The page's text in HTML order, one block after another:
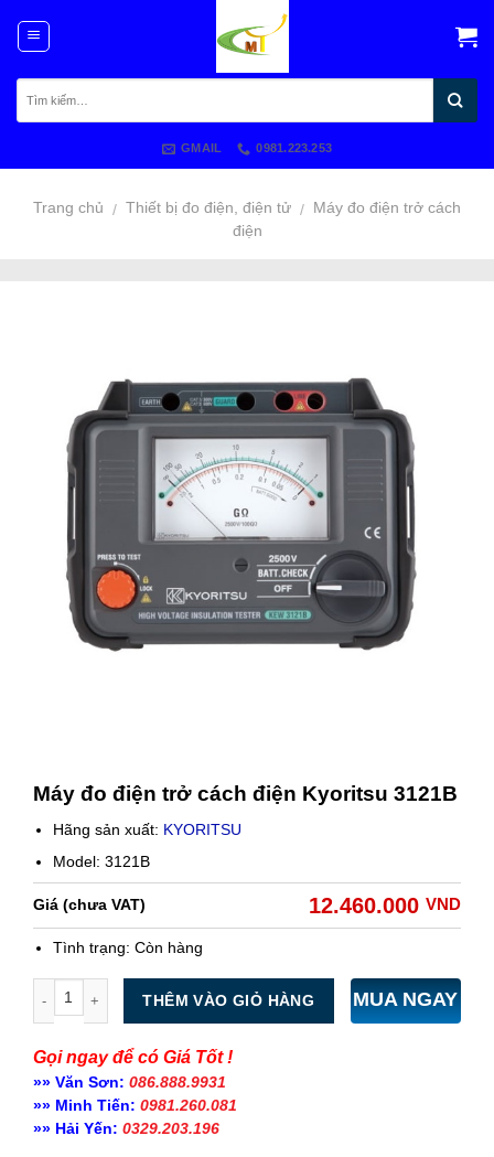
content
GMAIL 0981.223.253
Trang chủ / Thiết bị đo điện, điện tử /
Máy đo điện trở cách
điện
Máy đo điện trở cách điện Kyoritsu 3121B
Hãng sản xuất: KYORITSU
Model: 3121B
Giá (chưa VAT) 12.460.000 VND
Tình trạng: Còn hàng
THÊM VÀO GIỎ HÀNG MUA NGAY
Gọi ngay để có Giá Tốt !
»» Văn Sơn: 086.888.9931
»» Minh Tiến: 0981.260.081
»» Hải Yến: 0329.203.196